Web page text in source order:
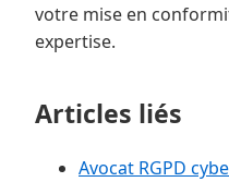
votre mise en
expertise.
Articles liés
Avocat RGPD